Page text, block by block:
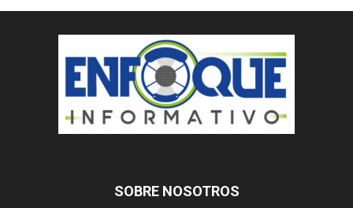
SOBRE NOSOTROS